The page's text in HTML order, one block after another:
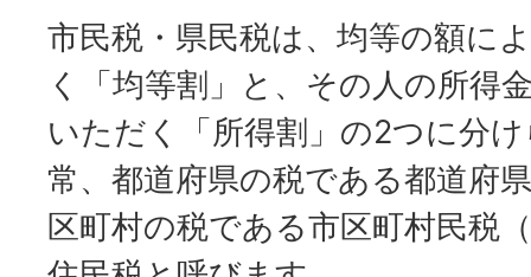
市民税・県民税は、均等の額に
く「均等割」と、その人の所得
いただく「所得割」の2つに分
常、都道府県の税である都道府
区町村の税である市区町村民税